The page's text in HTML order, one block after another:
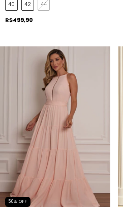
40 42 44
R$499,90
50% OFF